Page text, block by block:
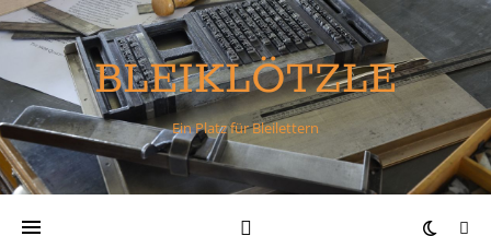
BLEIKLÖTZLE
Ein Platz für Bleilettern